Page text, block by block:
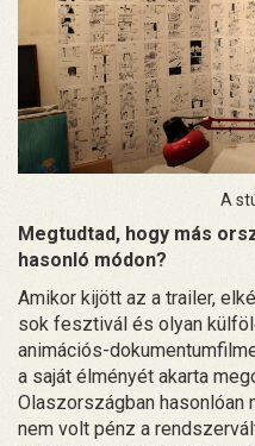
A
Megtudtad, hogy más
hasonló módon?
Amikor kijött az a trailer,
sok fesztivál és olyan
animációs-
a saját élményét akarta
Olaszországban hasonlóan
nem volt pénz a